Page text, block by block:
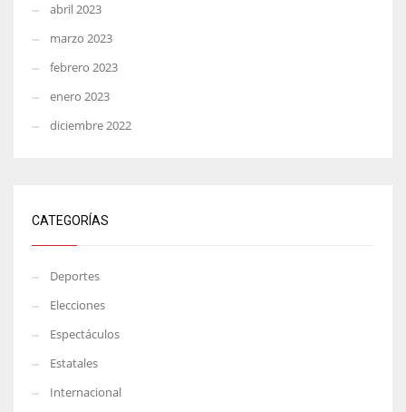
abril 2023
marzo 2023
febrero 2023
enero 2023
diciembre 2022
CATEGORÍAS
Deportes
Elecciones
Espectáculos
Estatales
Internacional